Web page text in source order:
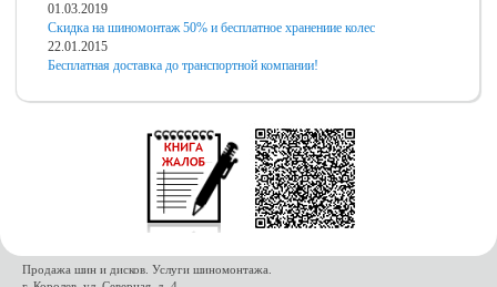
01.03.2019
Скидка на шиномонтаж 50% и бесплатное хранениие колес
22.01.2015
Бесплатная доставка до транспортной компании!
Продажа шин и дисков. Услуги шиномонтажа.